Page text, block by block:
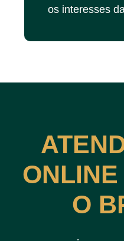
os interesses
O